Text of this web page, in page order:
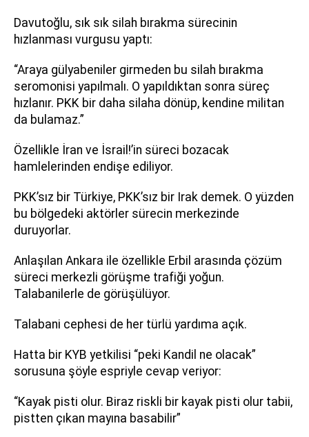
Davutoğlu, sık sık silah bırakma sürecinin
hızlanması vurgusu yaptı:
“Araya gülyabeniler girmeden bu silah bırakma
seromonisi yapılmalı. O yapıldıktan sonra süreç
hızlanır. PKK bir daha silaha dönüp, kendine militan
da bulamaz.”
Özellikle İran ve İsrail!’in süreci bozacak
hamlelerinden endişe ediliyor.
PKK’sız bir Türkiye, PKK’sız bir Irak demek. O yüzden
bu bölgedeki aktörler sürecin merkezinde
duruyorlar.
Anlaşılan Ankara ile özellikle Erbil arasında çözüm
süreci merkezli görüşme trafiği yoğun.
Talabanilerle de görüşülüyor.
Talabani cephesi de her türlü yardıma açık.
Hatta bir KYB yetkilisi “peki Kandil ne olacak”
sorusuna şöyle espriyle cevap veriyor:
“Kayak pisti olur. Biraz riskli bir kayak pisti olur tabii,
pistten çıkan mayına basabilir”